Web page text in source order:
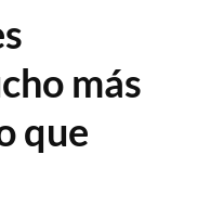
más
que